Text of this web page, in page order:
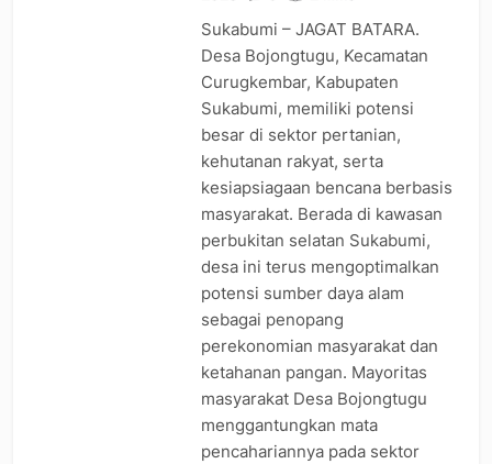
Sukabumi – JAGAT BATARA.
Desa Bojongtugu, Kecamatan
Curugkembar, Kabupaten
Sukabumi, memiliki potensi
besar di sektor pertanian,
kehutanan rakyat, serta
kesiapsiagaan bencana berbasis
masyarakat. Berada di kawasan
perbukitan selatan Sukabumi,
desa ini terus mengoptimalkan
potensi sumber daya alam
sebagai penopang
perekonomian masyarakat dan
ketahanan pangan. Mayoritas
masyarakat Desa Bojongtugu
menggantungkan mata
pencahariannya pada sektor